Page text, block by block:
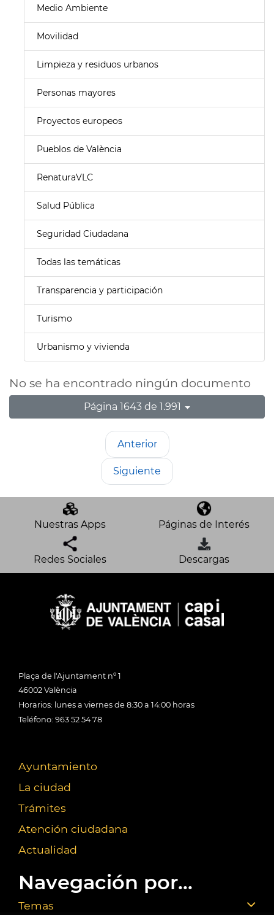
Medio Ambiente
Movilidad
Limpieza y residuos urbanos
Personas mayores
Proyectos europeos
Pueblos de València
RenaturaVLC
Salud Pública
Seguridad Ciudadana
Todas las temáticas
Transparencia y participación
Turismo
Urbanismo y vivienda
No se ha encontrado ningún documento
Página 1643 de 1.991
Anterior
Siguiente
Nuestras Apps Páginas de Interés
Redes Sociales Descargas
Plaça de l'Ajuntament nº 1
46002 València
Horarios: lunes a viernes de 8:30 a 14:00 horas
Teléfono: 963 52 54 78
Ayuntamiento
La ciudad
Trámites
Atención ciudadana
Actualidad
Navegación por...
Temas